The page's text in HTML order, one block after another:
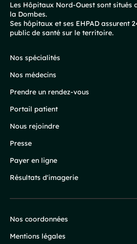
Pied
de
page
Les Hôpitaux Nord-Ouest sont situés
la Dombes.
Ses hôpitaux et ses EHPAD assurent
public de santé sur le territoire.
Nos spécialités
Nos médecins
Prendre un rendez-vous
Portail patient
Nous rejoindre
Presse
Payer en ligne
Résultats d'imagerie
Infos
Nos coordonnées
Mentions légales